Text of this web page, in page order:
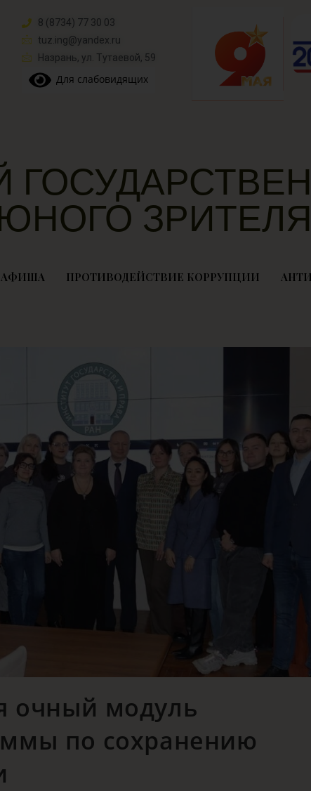
8 (8734) 77 30 03
tuz.ing@yandex.ru​
Назрань, ул. Тутаевой, 59
Для слабовидящих
АФИША ПРОТИВОДЕЙСТВИЕ КОРРУПЦИИ
очный модуль
по сохранению